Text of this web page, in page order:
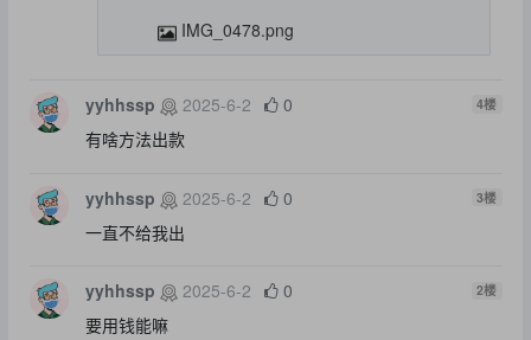
IMG_0478.png
yyhhssp 2025-6-2 0 4楼
有啥方法出款
yyhhssp 2025-6-2 0 3楼
一直不给我出
yyhhssp 2025-6-2 0 2楼
要用钱能嘛